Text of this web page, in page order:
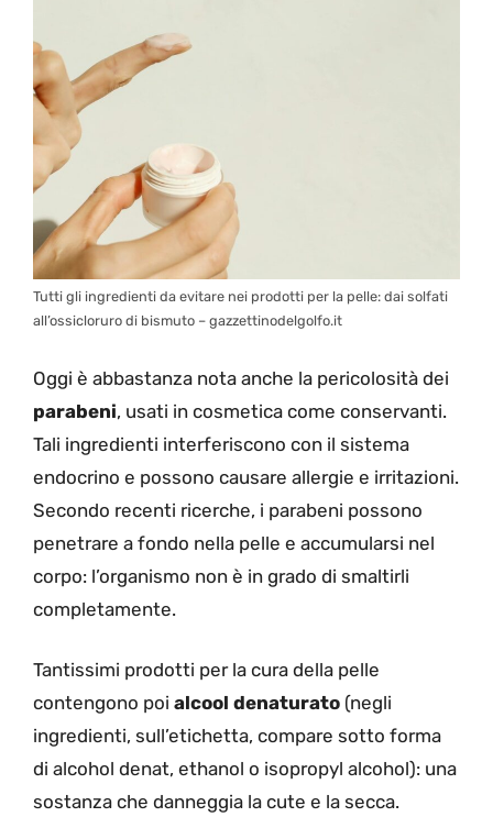
Tutti gli ingredienti da evitare nei prodotti per la pelle: dai solfati
all’ossicloruro di bismuto – gazzettinodelgolfo.it
Oggi è abbastanza nota anche la pericolosità dei
parabeni, usati in cosmetica come conservanti.
Tali ingredienti interferiscono con il sistema
endocrino e possono causare allergie e irritazioni.
Secondo recenti ricerche, i parabeni possono
penetrare a fondo nella pelle e accumularsi nel
corpo: l’organismo non è in grado di smaltirli
completamente.
Tantissimi prodotti per la cura della pelle
contengono poi alcool denaturato (negli
ingredienti, sull’etichetta, compare sotto forma
di alcohol denat, ethanol o isopropyl alcohol): una
sostanza che danneggia la cute e la secca.